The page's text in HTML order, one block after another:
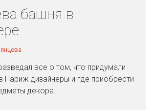
башня в
все о том, что придумали
Париж дизайнеры и где приобрести
декора.